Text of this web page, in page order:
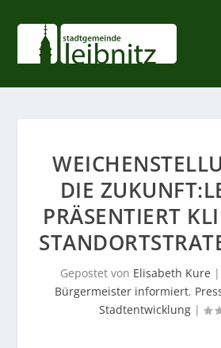
DIE
PRÄSENTIERT
Gepostet von Elisabeth Kure |
Bürgermeister informiert,
Stadtentwicklung |